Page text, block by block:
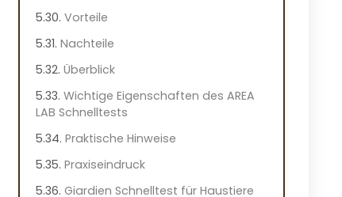
Vorteile
Nachteile
Überblick
Wichtige Eigenschaften des AREA
LAB Schnelltests
Praktische Hinweise
Praxiseindruck
Giardien Schnelltest für Haustiere